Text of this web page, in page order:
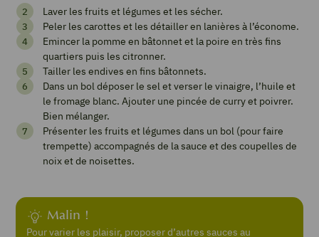
Laver les fruits et légumes et les sécher.
Peler les carottes et les détailler en lanières à l’économe.
Emincer la pomme en bâtonnet et la poire en très fins
quartiers puis les citronner.
Tailler les endives en fins bâtonnets.
Dans un bol déposer le sel et verser le vinaigre, l’huile et
le fromage blanc. Ajouter une pincée de curry et poivrer.
Bien mélanger.
Présenter les fruits et légumes dans un bol (pour faire
trempette) accompagnés de la sauce et des coupelles de
noix et de noisettes.
Malin !
Pour varier les plaisir, proposer d’autres sauces au
d'automne
sucré
salé
Imprimer
la
recette
Recipe